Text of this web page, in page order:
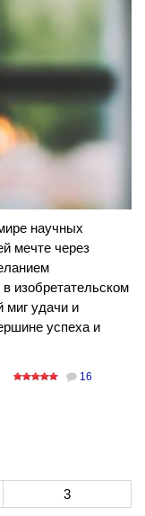
научных
мечте через
изобретательском
миг удачи и
успеха и
16
3